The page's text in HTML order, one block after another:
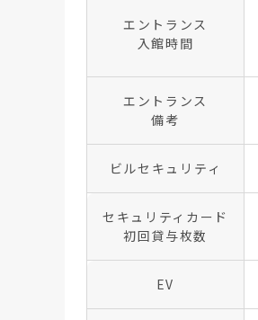
エントランス
入館時間
エントランス
備考
ビルセキュリティ
セキュリティカード
初回貸与枚数
EV